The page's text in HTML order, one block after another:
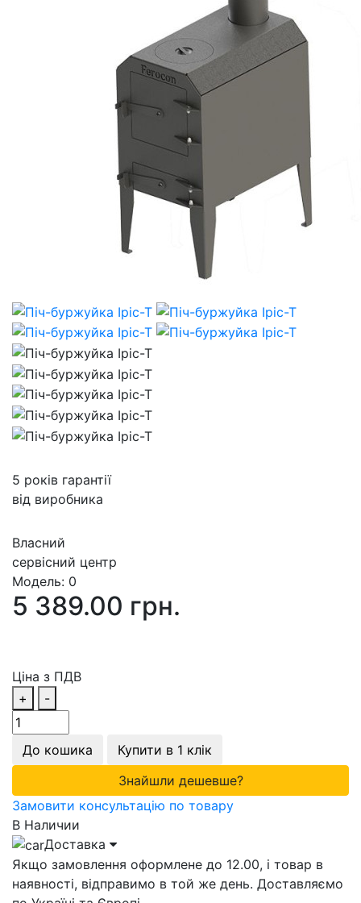
5 років гарантії
від виробника
Власний
сервісний центр
Модель: 0
5 389.00 грн.
Ціна з ПДВ
+
-
До кошика
Купити в 1 клік
Знайшли дешевше?
Замовити консультацію по товару
В Наличии
Доставка
Якщо замовлення оформлене до 12.00, і товар в
наявності, відправимо в той же день. Доставляємо